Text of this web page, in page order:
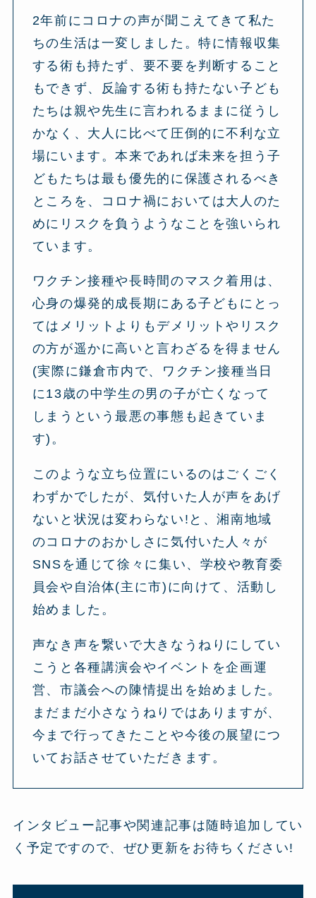
2年前にコロナの声が聞こえてきて私た
ちの生活は一変しました。特に情報収集
する術も持たず、要不要を判断すること
もできず、反論する術も持たない子ども
たちは親や先生に言われるままに従うし
かなく、大人に比べて圧倒的に不利な立
場にいます。本来であれば未来を担う子
どもたちは最も優先的に保護されるべき
ところを、コロナ禍においては大人のた
めにリスクを負うようなことを強いられ
ています。
ワクチン接種や長時間のマスク着用は、
心身の爆発的成長期にある子どもにとっ
てはメリットよりもデメリットやリスク
の方が遥かに高いと言わざるを得ません
(実際に鎌倉市内で、ワクチン接種当日
に13歳の中学生の男の子が亡くなって
しまうという最悪の事態も起きていま
す)。
このような立ち位置にいるのはごくごく
わずかでしたが、気付いた人が声をあげ
ないと状況は変わらない!と、湘南地域
のコロナのおかしさに気付いた人々が
SNSを通じて徐々に集い、学校や教育委
員会や自治体(主に市)に向けて、活動し
始めました。
声なき声を繋いで大きなうねりにしてい
こうと各種講演会やイベントを企画運
営、市議会への陳情提出を始めました。
まだまだ小さなうねりではありますが、
今まで行ってきたことや今後の展望につ
いてお話させていただきます。
インタビュー記事や関連記事は随時追加してい
く予定ですので、ぜひ更新をお待ちください!